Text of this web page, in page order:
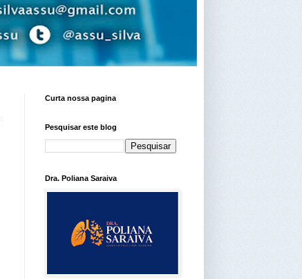
Curta nossa pagina
Pesquisar este blog
Dra. Poliana Saraiva